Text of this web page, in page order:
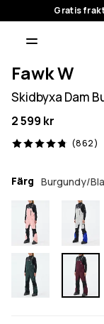
Gratis
Fawk W
Skidbyxa Dam
2 599 kr
(862)
862 recensioner,
Färg Burgundy/